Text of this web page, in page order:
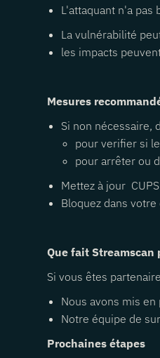
L'attaquant n'a pas
La vulnérabilité
les impacts
Mesures
Si non nécessaire,
pour verifier si
pour arrêter ou
Mettez à jour
Bloquez dans
Que fait Streamscan
Si vous êtes
Nous avons mis
Notre équipe de
Prochaines étapes